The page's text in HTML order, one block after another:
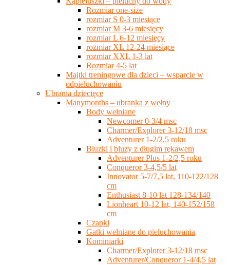
Rozmiar one-size
rozmiar S 0-3 miesiące
rozmiar M 3-6 miesięcy
rozmiar L 6-12 miesięcy
rozmiar XL 12-24 miesiące
rozmiar XXL 1-3 lat
Rozmiar 4-5 lat
Majtki treningowe dla dzieci – wsparcie w
odpieluchowaniu
Ubrania dziecięce
Manymonths – ubranka z wełny
Body wełniane
Newcomer 0-3/4 msc
Charmer/Explorer 3-12/18 msc
Adventurer 1-2/2,5 roku
Bluzki i bluzy z długim rękawem
Adventurer Plus 1-2/2,5 roku
Conqueror 3-4,5/5 lat
Innovator 5-7/7,5 lat, 110-122/128
cm
Enthusiast 8-10 lat 128-134/140
Lionheart 10-12 lat, 140-152/158
cm
Czapki
Gatki wełniane do pieluchowania
Kominiarki
Charmer/Explorer 3-12/18 msc
Adventurer/Conqueror 1-4/4,5 lat